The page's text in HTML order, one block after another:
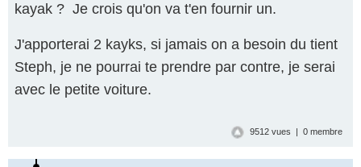
kayak ? Je crois qu'on va t'en fournir un.
J'apporterai 2 kayks, si jamais on a besoin du tient
Steph, je ne pourrai te prendre par contre, je serai
avec le petite voiture.
9512 vues | 0 membre